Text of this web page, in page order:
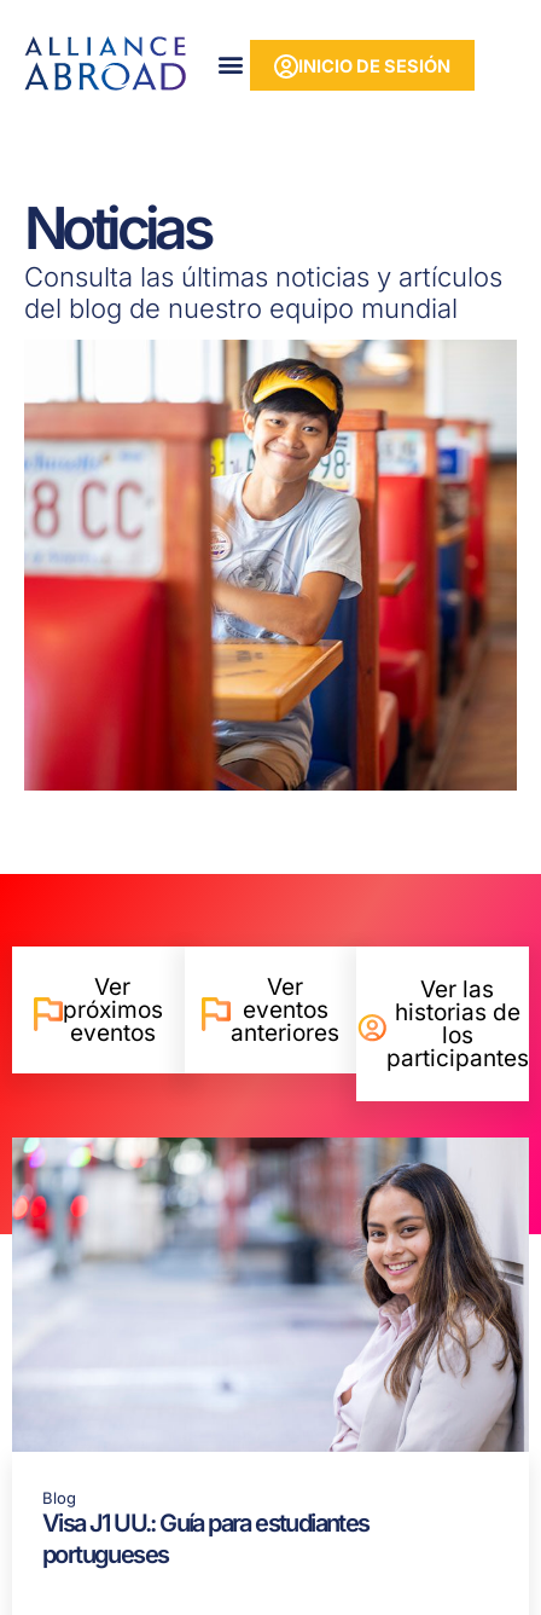
contenido
INICIO DE SESIÓN
Noticias
Consulta las últimas noticias y artículos
del blog de nuestro equipo mundial
Ver
próximos
eventos
Ver
eventos
anteriores
Ver las
historias de
los
participantes
Blog
Visa J1 UU.: Guía para estudiantes
portugueses